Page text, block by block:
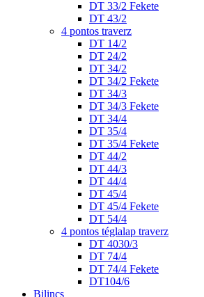
DT 33/2 Fekete
DT 43/2
4 pontos traverz
DT 14/2
DT 24/2
DT 34/2
DT 34/2 Fekete
DT 34/3
DT 34/3 Fekete
DT 34/4
DT 35/4
DT 35/4 Fekete
DT 44/2
DT 44/3
DT 44/4
DT 45/4
DT 45/4 Fekete
DT 54/4
4 pontos téglalap traverz
DT 4030/3
DT 74/4
DT 74/4 Fekete
DT104/6
Bilincs